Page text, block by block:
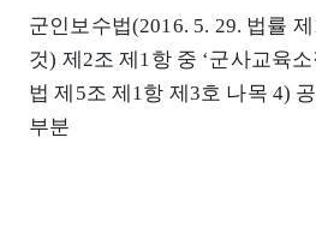
군인보수법(2016. 5. 29. 법률
것) 제2조 제1항 중 ‘군사교육
법 제5조 제1항 제3호 나목 4)
부분